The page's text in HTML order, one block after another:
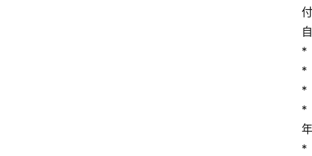
付
自
*
*
*
*
年
*